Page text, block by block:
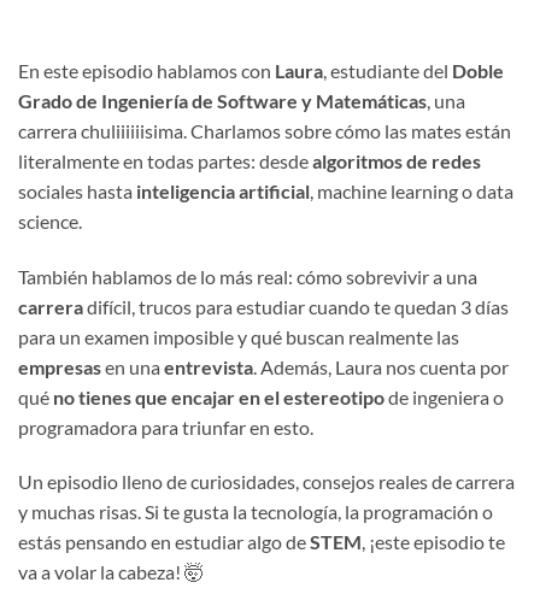
En este episodio hablamos con Laura, estudiante del Doble
Grado de Ingeniería de Software y Matemáticas, una
carrera chuliiiiiisima. Charlamos sobre cómo las mates están
literalmente en todas partes: desdealgoritmos de redes
sociales hasta inteligencia artificial, machine learning o data
science.
También hablamos de lo más real: cómo sobrevivir a una
carreradifícil, trucos para estudiar cuando te quedan 3 días
para un examen imposible y qué buscan realmente las
empresasen una entrevista . Además, Laura nos cuenta por
qué no tienes que encajar en el estereotipode ingeniera o
programadora para triunfar en esto.
Un episodio lleno de curiosidades, consejos reales de carrera
y muchas risas. Si te gusta la tecnología, la programación o
estás pensando en estudiar algo deSTEM, ¡este episodio te
va a volar la cabeza! 🤯